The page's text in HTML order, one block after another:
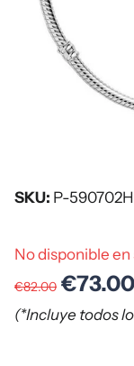
SKU: P-
No disponible
€82.00 €73.00
(*Incluye todos